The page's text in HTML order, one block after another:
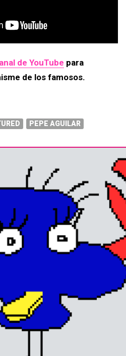
de YouTube para
de los famosos.
PEPE AGUILAR